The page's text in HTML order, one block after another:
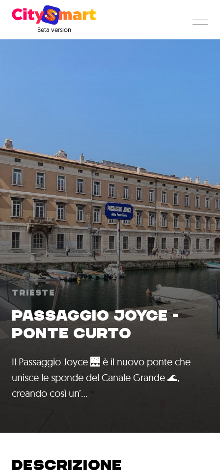
Beta version
Trieste
PASSAGGIO JOYCE -
PONTE CURTO
Il Passaggio Joyce 🌉 è il nuovo ponte che
unisce le sponde del Canale Grande 🌊,
creando così un’…
DESCRIZIONE